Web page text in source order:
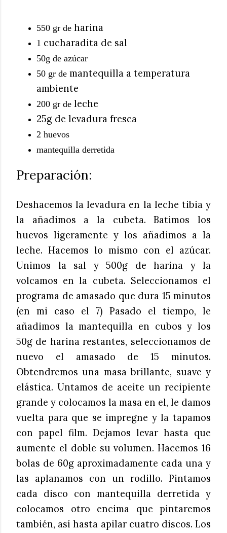
550 gr de harina
1 cucharadita de sal
50g de azúcar
50 gr de mantequilla a temperatura
ambiente
200 gr de leche
25g de levadura fresca
2 huevos
mantequilla derretida
Preparación:
Deshacemos la levadura en la leche tibia y
la añadimos a la cubeta. Batimos los
huevos ligeramente y los añadimos a la
leche. Hacemos lo mismo con el azúcar.
Unimos la sal y 500g de harina y la
volcamos en la cubeta. Seleccionamos el
programa de amasado que dura 15 minutos
(en mi caso el 7) Pasado el tiempo, le
añadimos la mantequilla en cubos y los
50g de harina restantes, seleccionamos de
nuevo el amasado de 15 minutos.
Obtendremos una masa brillante, suave y
elástica. Untamos de aceite un recipiente
grande y colocamos la masa en el, le damos
vuelta para que se impregne y la tapamos
con papel film. Dejamos levar hasta que
aumente el doble su volumen. Hacemos 16
bolas de 60g aproximadamente cada una y
las aplanamos con un rodillo. Pintamos
cada disco con mantequilla derretida y
colocamos otro encima que pintaremos
también, así hasta apilar cuatro discos. Los